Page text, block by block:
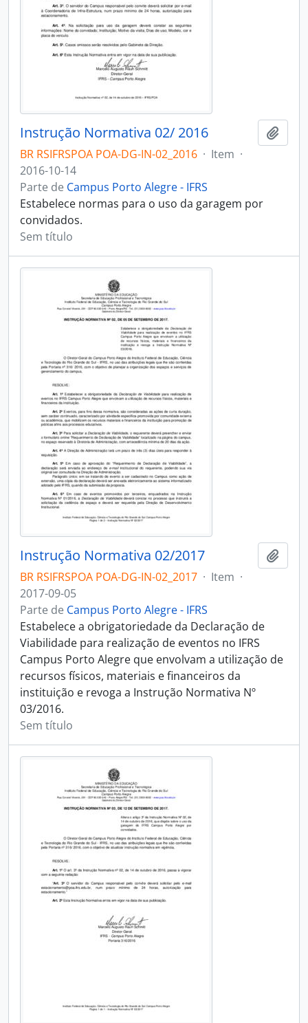
Instrução Normativa 02/ 2016
BR RSIFRSPOA POA-DG-IN-02_2016 · Item ·
2016-10-14
Parte de Campus Porto Alegre - IFRS
Estabelece normas para o uso da garagem por
convidados.
Sem título
Instrução Normativa 02/2017
BR RSIFRSPOA POA-DG-IN-02_2017 · Item ·
2017-09-05
Parte de Campus Porto Alegre - IFRS
Estabelece a obrigatoriedade da Declaração de
Viabilidade para realização de eventos no IFRS
Campus Porto Alegre que envolvam a utilização de
recursos físicos, materiais e financeiros da
instituição e revoga a Instrução Normativa Nº
03/2016.
Sem título